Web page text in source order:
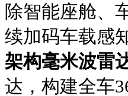
除智能座舱、
续加码车载感
架构毫米波雷
达，构建全车